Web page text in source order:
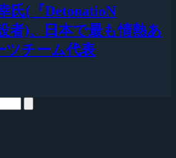
氏(『DetonatioN
者)、日本で最も情熱あ
ツチーム代表